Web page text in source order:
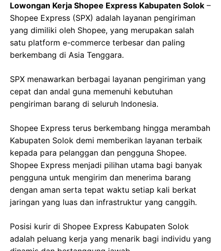
Lowongan Kerja Shopee Express Kabupaten Solok –
Shopee Express (SPX) adalah layanan pengiriman
yang dimiliki oleh Shopee, yang merupakan salah
satu platform e-commerce terbesar dan paling
berkembang di Asia Tenggara.
SPX menawarkan berbagai layanan pengiriman yang
cepat dan andal guna memenuhi kebutuhan
pengiriman barang di seluruh Indonesia.
Shopee Express terus berkembang hingga merambah
Kabupaten Solok demi memberikan layanan terbaik
kepada para pelanggan dan pengguna Shopee.
Shopee Express menjadi pilihan utama bagi banyak
pengguna untuk mengirim dan menerima barang
dengan aman serta tepat waktu setiap kali berkat
jaringan yang luas dan infrastruktur yang canggih.
Posisi kurir di Shopee Express Kabupaten Solok
adalah peluang kerja yang menarik bagi individu yang